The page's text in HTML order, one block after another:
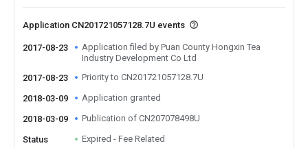
Application CN201721057128.7U events
2017-08-23
Application filed by Puan County Hongxin Tea
Industry Development Co Ltd
2017-08-23
Priority to CN201721057128.7U
2018-03-09 Application granted
2018-03-09 Publication of CN207078498U
Status Expired - Fee Related